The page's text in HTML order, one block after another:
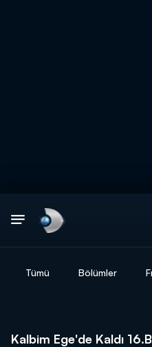
Tümü Bölümler
Kalbim Ege'de Kaldı